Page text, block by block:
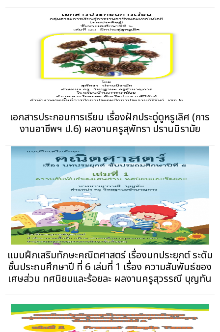
เอกสารประกอบการเรียน เรื่องฝักประดู่ดูหรูเลิศ (การ
งานอาชีพฯ ป.6) ผลงานครูสุพัทรา ปรานนิรามัย
แบบฝึกเสริมทักษะคณิตศาสตร์ เรื่องบทประยุกต์ ระดับ
ชั้นประถมศึกษาปี ที่ 6 เล่มที่ 1 เรื่อง ความสัมพันธ์ของ
เศษส่วน ทศนิยมและร้อยละ ผลงานครูสุวรรณี บุญทัน